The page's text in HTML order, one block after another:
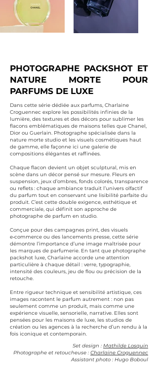
PHOTOGRAPHE PACKSHOT ET
NATURE MORTE POUR
PARFUMS DE LUXE
Dans cette série dédiée aux parfums, Charlaine
Croguennec explore les possibilités infinies de la
lumière, des textures et des décors pour sublimer les
flacons emblématiques de maisons telles que Chanel,
Dior ou Guerlain. Photographe spécialisée dans la
nature morte studio et les visuels cosmétiques haut
de gamme, elle façonne ici une galerie de
compositions élégantes et raffinées.
Chaque flacon devient un objet sculptural, mis en
scène dans un décor pensé sur mesure. Fleurs en
suspension, jeux d’ombres, fonds colorés, transparence
ou reflets : chaque ambiance traduit l’univers olfactif
du parfum tout en conservant une lisibilité parfaite du
produit. C’est cette double exigence, esthétique et
commerciale, qui définit son approche de
photographe de parfum en studio.
Conçue pour des campagnes print, des visuels
e‑commerce ou des lancements presse, cette série
démontre l’importance d’une image maîtrisée pour
les marques de parfumerie. En tant que photographe
packshot luxe, Charlaine accorde une attention
particulière à chaque détail : verre, typographie,
intensité des couleurs, jeu de flou ou précision de la
retouche.
Entre rigueur technique et sensibilité artistique, ces
images racontent le parfum autrement : non pas
seulement comme un produit, mais comme une
expérience visuelle, sensorielle, narrative. Elles sont
pensées pour les maisons de luxe, les studios de
création ou les agences à la recherche d’un rendu à la
fois iconique et contemporain.
Set design : Mathilde Losquin
Photographe et retoucheuse : Charlaine Croguennec
Assistant photo : Hugo Boboul